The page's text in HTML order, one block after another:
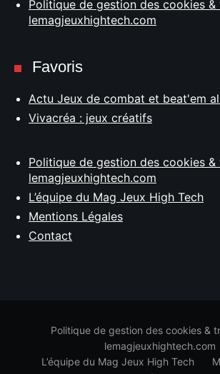
Politique de gestion des cookies &
lemagjeuxhightech.com
Favoris
Actu Jeux de combat et beat'em
Vivacréa : jeux créatifs
Politique de gestion des cookies &
lemagjeuxhightech.com
L’équipe du Mag Jeux High Tech
Mentions Légales
Contact
Politique de gestion des cookies &
lemagjeuxhightech.com
L’équipe du Mag Jeux High Tech